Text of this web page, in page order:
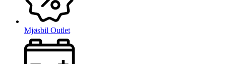
Mjøsbil Outlet